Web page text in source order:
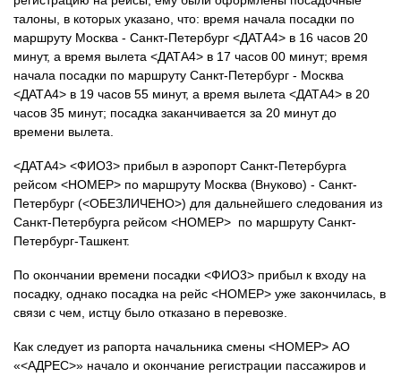
талоны, в которых указано, что: время начала посадки по
маршруту Москва - Санкт-Петербург <ДАТА4> в 16 часов 20
минут, а время вылета <ДАТА4> в 17 часов 00 минут; время
начала посадки по маршруту Санкт-Петербург - Москва
<ДАТА4> в 19 часов 55 минут, а время вылета <ДАТА4> в 20
часов 35 минут; посадка заканчивается за 20 минут до
времени вылета.
<ДАТА4> <ФИО3> прибыл в аэропорт Санкт-Петербурга
рейсом <НОМЕР> по маршруту Москва (Внуково) - Санкт-
Петербург (<ОБЕЗЛИЧЕНО>) для дальнейшего следования из
Санкт-Петербурга рейсом <НОМЕР> по маршруту Санкт-
Петербург-Ташкент.
По окончании времени посадки <ФИО3> прибыл к входу на
посадку, однако посадка на рейс <НОМЕР> уже закончилась, в
связи с чем, истцу было отказано в перевозке.
Как следует из рапорта начальника смены <НОМЕР> АО
«<АДРЕС>» начало и окончание регистрации пассажиров и